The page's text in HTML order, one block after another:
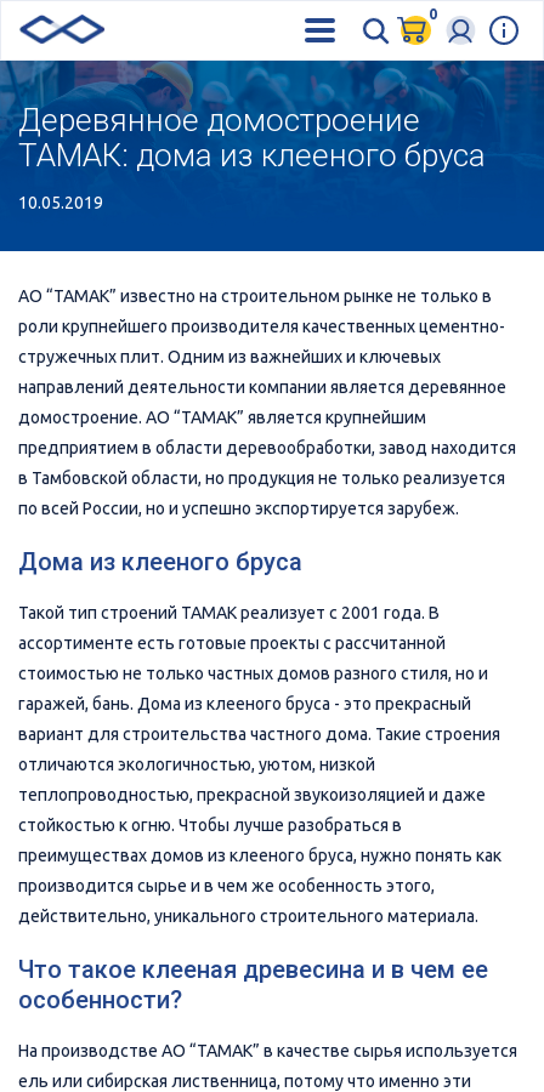
0
Деревянное домостроение
ТАМАК: дома из клееного бруса
10.05.2019
АО “ТАМАК” известно на строительном рынке не только в
роли крупнейшего производителя качественных цементно-
стружечных плит. Одним из важнейших и ключевых
направлений деятельности компании является деревянное
домостроение. АО “ТАМАК” является крупнейшим
предприятием в области деревообработки, завод находится
в Тамбовской области, но продукция не только реализуется
по всей России, но и успешно экспортируется зарубеж.
Дома из клееного бруса
Такой тип строений ТАМАК реализует с 2001 года. В
ассортименте есть готовые проекты с рассчитанной
стоимостью не только частных домов разного стиля, но и
гаражей, бань. Дома из клееного бруса - это прекрасный
вариант для строительства частного дома. Такие строения
отличаются экологичностью, уютом, низкой
теплопроводностью, прекрасной звукоизоляцией и даже
стойкостью к огню. Чтобы лучше разобраться в
преимуществах домов из клееного бруса, нужно понять как
производится сырье и в чем же особенность этого,
действительно, уникального строительного материала.
Что такое клееная древесина и в чем ее
особенности?
На производстве АО “ТАМАК” в качестве сырья используется
ель или сибирская лиственница, потому что именно эти